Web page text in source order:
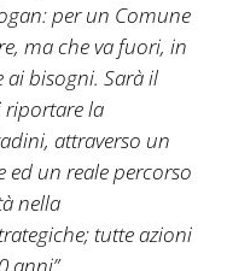
per un Comune
ma che va fuori, in
bisogni. Sarà il
riportare la
attraverso un
ed un reale percorso
nella
tutte azioni